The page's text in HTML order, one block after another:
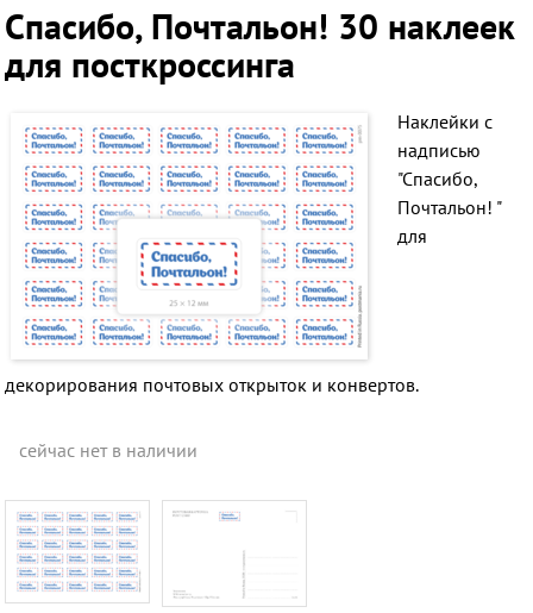
Спасибо, Почтальон! 30 наклеек
для посткроссинга
Наклейки с
надписью
"Спасибо,
Почтальон! "
для
декорирования почтовых открыток и конвертов.
сейчас нет в наличии